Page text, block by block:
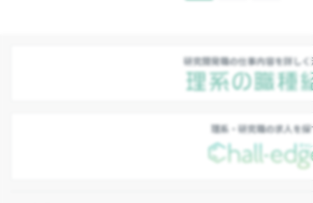
研究開発職の仕事内容を詳し
理系・研究職の求人を探